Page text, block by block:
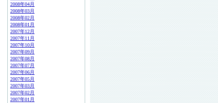
2008年04月
2008年03月
2008年02月
2008年01月
2007年12月
2007年11月
2007年10月
2007年09月
2007年08月
2007年07月
2007年06月
2007年05月
2007年03月
2007年02月
2007年01月